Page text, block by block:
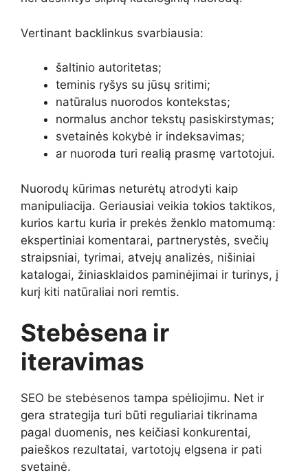
Vertinant backlinkus svarbiausia:
šaltinio autoritetas;
teminis ryšys su jūsų sritimi;
natūralus nuorodos kontekstas;
normalus anchor tekstų pasiskirstymas;
svetainės kokybė ir indeksavimas;
ar nuoroda turi realią prasmę vartotojui.
Nuorodų kūrimas neturėtų atrodyti kaip
manipuliacija. Geriausiai veikia tokios taktikos,
kurios kartu kuria ir prekės ženklo matomumą:
ekspertiniai komentarai, partnerystės, svečių
straipsniai, tyrimai, atvejų analizės, nišiniai
katalogai, žiniasklaidos paminėjimai ir turinys, į
kurį kiti natūraliai nori remtis.
Stebėsena ir
iteravimas
SEO be stebėsenos tampa spėliojimu. Net ir
gera strategija turi būti reguliariai tikrinama
pagal duomenis, nes keičiasi konkurentai,
paieškos rezultatai, vartotojų elgsena ir pati
svetainė.